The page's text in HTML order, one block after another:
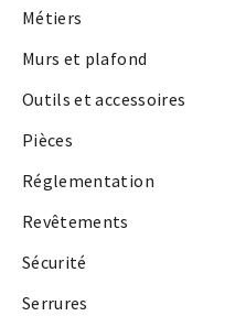
Métiers
Murs et plafond
Outils et accessoires
Pièces
Réglementation
Revêtements
Sécurité
Serrures